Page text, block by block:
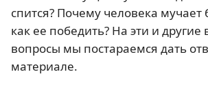
спится? Почему человека мучает
как ее победить? На эти и
вопросы мы постараемся дать
материале.